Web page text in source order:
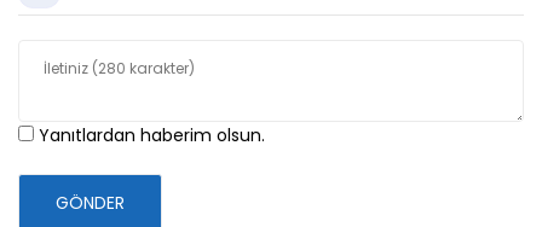
Yanıtlardan haberim olsun.
GÖNDER